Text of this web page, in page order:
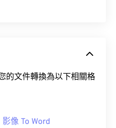
的文件轉換為以下相關格
影像 To Word